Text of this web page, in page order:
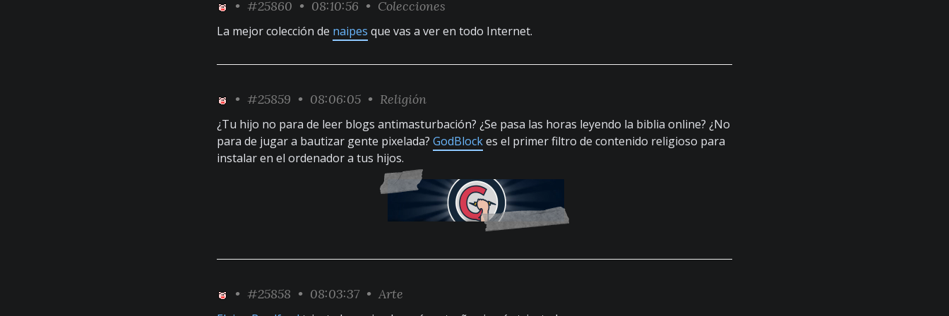
• #25860 • 08:10:56 • Colecciones
La mejor colección de naipes que vas a ver en todo Internet.
• #25859 • 08:06:05 • Religión
¿Tu hijo no para de leer blogs antimasturbación? ¿Se pasa las horas leyendo la biblia online? ¿No
para de jugar a bautizar gente pixelada? GodBlockes el primer filtro de contenido religioso para
instalar en el ordenador a tus hijos.
• #25858 • 08:03:37 • Arte